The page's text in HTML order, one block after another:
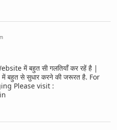
में बहुत सी गलतियाँ कर रहें है |
बहुत से सुधार करने की जरूरत है. For
Please visit :